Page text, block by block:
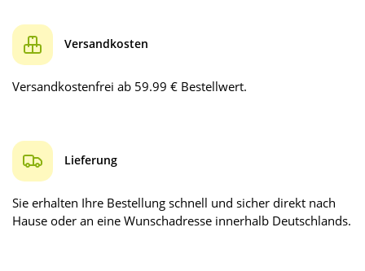
Versandkosten
Versandkostenfrei ab 59.99 € Bestellwert.
Lieferung
Sie erhalten Ihre Bestellung schnell und sicher direkt nach
Hause oder an eine Wunschadresse innerhalb Deutschlands.